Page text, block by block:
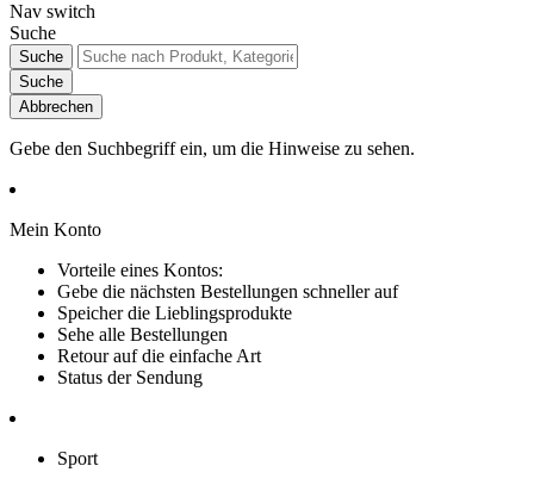
Nav switch
Suche
Suche
Suche
Abbrechen
Gebe den Suchbegriff ein, um die Hinweise zu sehen.
Mein Konto
Vorteile eines Kontos:
Gebe die nächsten Bestellungen schneller auf
Speicher die Lieblingsprodukte
Sehe alle Bestellungen
Retour auf die einfache Art
Status der Sendung
Sport